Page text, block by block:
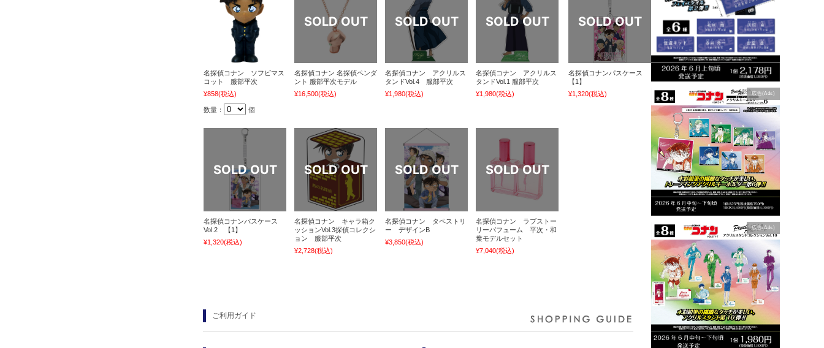
広告(Ads)
広告(Ads)
名探偵コナン ソフビマス
コット 服部平次
¥858(税込)
数量： 個
名探偵コナン 名探偵ペンダ
ント 服部平次モデル
¥16,500(税込)
名探偵コナン アクリルス
タンドVol.4 服部平次
¥1,980(税込)
名探偵コナン アクリルス
タンドVol.1 服部平次
¥1,980(税込)
名探偵コナンパスケース
【1】
¥1,320(税込)
名探偵コナンパスケース
Vol.2 【1】
¥1,320(税込)
名探偵コナン キャラ箱ク
ッションVol.3探偵コレクシ
ョン 服部平次
¥2,728(税込)
名探偵コナン タペストリ
ー デザインB
¥3,850(税込)
名探偵コナン ラブストー
リーパフューム 平次・和
葉モデルセット
¥7,040(税込)
ご利用ガイド